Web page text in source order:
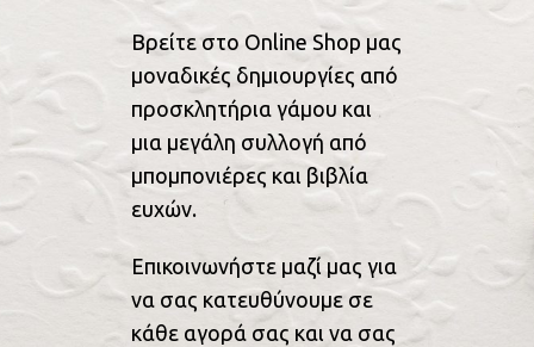
Βρείτε στο Online Shop μας
μοναδικές δημιουργίες από
προσκλητήρια γάμου και
μια μεγάλη συλλογή από
μπομπονιέρες και βιβλία
ευχών.
Επικοινωνήστε μαζί μας για
να σας κατευθύνουμε σε
κάθε αγορά σας και να σας